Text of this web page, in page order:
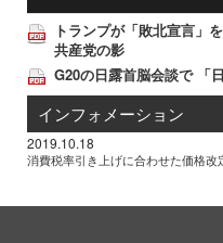
トランプが「敗北宣言」
共産党の影
G20の日露首脳会談で 「
インフォメーション
2019.10.18
消費税率引き上げに合わせた価格改